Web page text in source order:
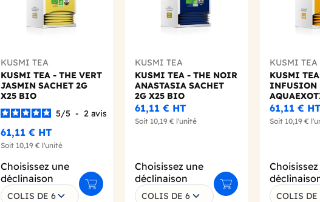
KUSMI TEA
KUSMI TEA - THE VERT
JASMIN SACHET 2G
X25 BIO
5/5 - 2 avis
61,11 € HT
Soit 10,19 € l'unité
Choisissez une
déclinaison
COLIS DE 6
Ajouter au panier
KUSMI TEA
KUSMI TEA - THE NOIR
ANASTASIA SACHET
2G X25 BIO
61,11 € HT
Soit 10,19 € l'unité
Choisissez une
déclinaison
COLIS DE 6
Ajouter au panier
KUSMI TEA
KUSMI
INFUSION
SACHET 2G
61,11 € HT
Soit 10,19 €
COLIS DE